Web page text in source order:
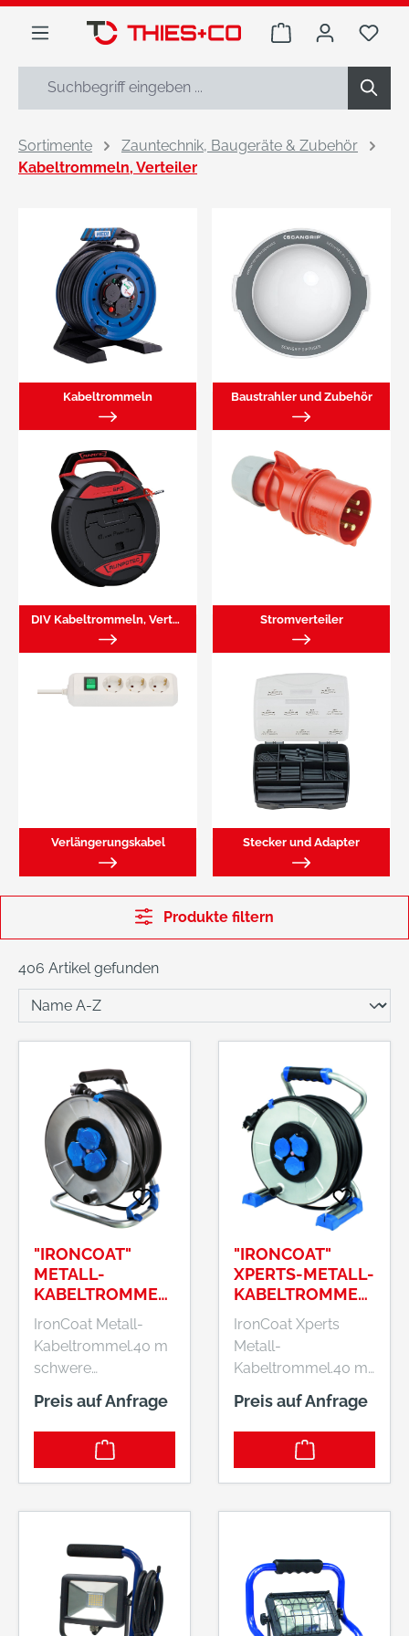
springen
Warenkorb Du
Sortimente
Zauntechnik, Baugeräte & Zubehör
Kabeltrommeln, Verteiler
Kabeltrommeln Baustrahler und Zubehör
DIV Kabeltrommeln, Verteiler Stromverteiler
Verlängerungskabel Stecker und Adapter
Produkte filtern
406 Artikel gefunden
"IRONCOAT"
METALL-
KABELTROMMEL
285MMØ
IronCoat Metall-
Kabeltrommel.40 m
schwere
ng H07RN-F 3G1,5 /
Durchmesser
Trommelkörper: 285
Trommelkörper aus
feuerverzinktem
StahlblechStoßdäm
pfendes, stabiles,
verzinktes
Preis auf Anfrage
"IRONCOAT"
XPERTS-METALL-
KABELTROMMEL
285MMØ
IronCoat Xperts
Metall-
Kabeltrommel.40 m
Gummischlauchleitu
ng H07RN-F 3G1,5 /
Durchmesser
Trommelkörper aus
feuerverzinktem
StahlblechStoßdäm
pfendes, massives
Preis auf Anfrage